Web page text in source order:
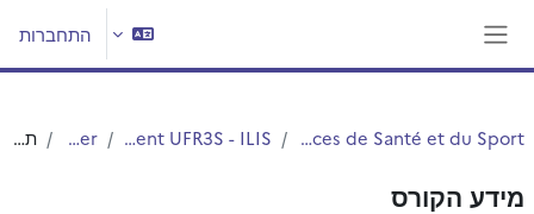
התחברות
UFR3S - Sciences de Santé et du Sport
Département UFR3S - ILIS
Master תקציר
מידע הקורס